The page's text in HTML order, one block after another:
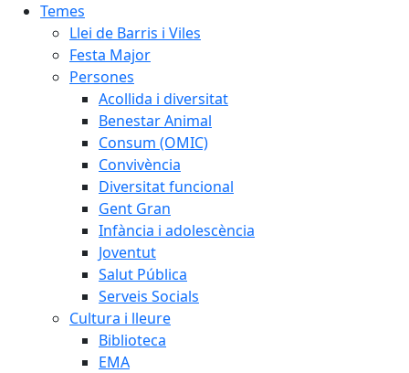
Temes
Llei de Barris i Viles
Festa Major
Persones
Acollida i diversitat
Benestar Animal
Consum (OMIC)
Convivència
Diversitat funcional
Gent Gran
Infància i adolescència
Joventut
Salut Pública
Serveis Socials
Cultura i lleure
Biblioteca
EMA